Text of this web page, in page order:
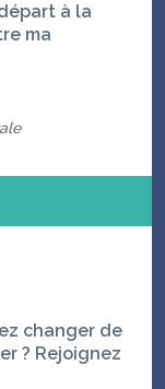
à la
ma
changer de
? Rejoignez